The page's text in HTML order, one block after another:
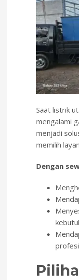
Saat listrik
mengalami
menjadi
memilih
Dengan